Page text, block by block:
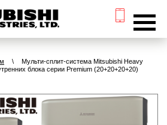
\
Мульти-сплит-система Mitsubishi Heavy
блока серии Premium (20+20+20+20)